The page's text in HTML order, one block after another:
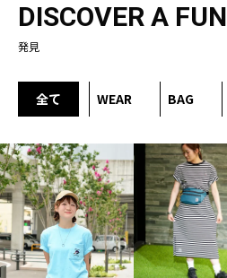
DISCOVER A FUN
発見
全て WEAR BAG